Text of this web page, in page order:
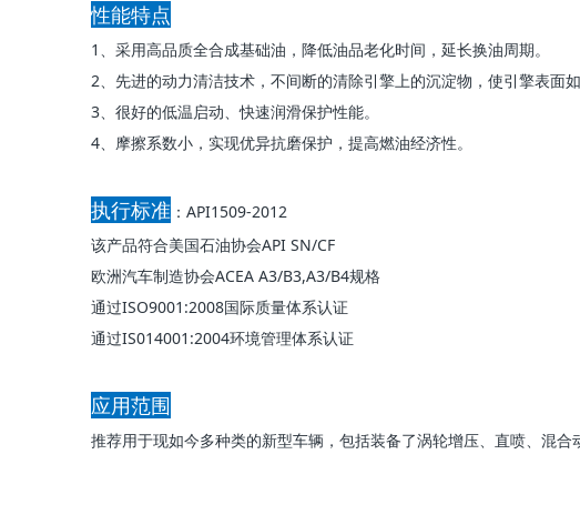
性能特点
1、采用高品质全合成基础油，降低油品老化时间，延长换油周期。
2、先进的动力清洁技术，不间断的清除引擎上的沉淀物，使引擎表面如
3、很好的低温启动、快速润滑保护性能。
4、摩擦系数小，实现优异抗磨保护，提高燃油经济性。
执行标准 ：API1509-2012
该产品符合美国石油协会API SN/CF
欧洲汽车制造协会ACEA A3/B3,A3/B4规格
通过ISO9001:2008国际质量体系认证
通过IS014001:2004环境管理体系认证
应用范围
推荐用于现如今多种类的新型车辆，包括装备了涡轮增压、直喷、混合